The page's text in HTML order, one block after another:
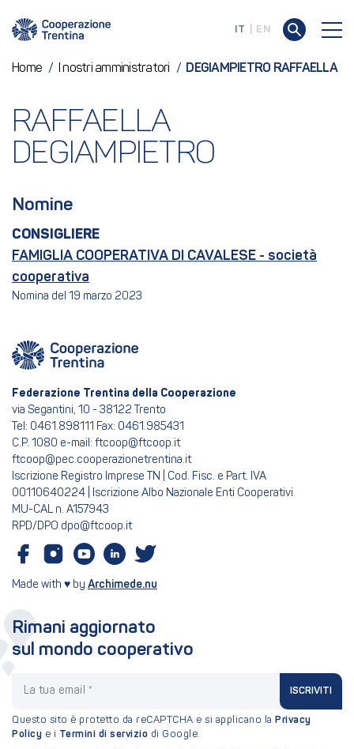
IT EN
Home / I nostri amministratori / DEGIAMPIETRO RAFFAELLA
RAFFAELLA
DEGIAMPIETRO
Nomine
CONSIGLIERE
FAMIGLIA COOPERATIVA DI CAVALESE - società
cooperativa
Nomina del 19 marzo 2023
Federazione Trentina della Cooperazione
via Segantini, 10 - 38122 Trento
Tel: 0461.898111 Fax: 0461.985431
C.P. 1080 e-mail: ftcoop@ftcoop.it
ftcoop@pec.cooperazionetrentina.it
Iscrizione Registro Imprese TN | Cod. Fisc. e Part. IVA
00110640224 | Iscrizione Albo Nazionale Enti Cooperativi
MU-CAL n. A157943
RPD/DPO dpo@ftcoop.it
Made with ♥ by Archimede.nu
Rimani aggiornato
sul mondo cooperativo
ISCRIVITI
Questo sito è protetto da reCAPTCHA e si applicano la Privacy
Policy e i Termini di servizio di Google.